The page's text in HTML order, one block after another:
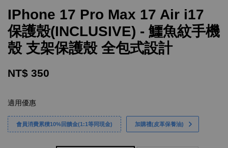
IPhone 17 Pro Max 17 Air i17
保護殼(INCLUSIVE) - 鱷魚紋手機
殼 支架保護殼 全包式設計
NT$ 350
適用優惠
會員消費累積10%回饋金(1:1等同現金) 加購禮(皮革保養油)